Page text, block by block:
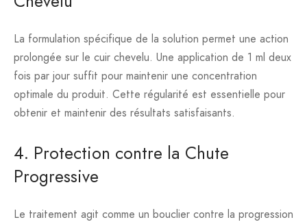
La formulation spécifique de la solution permet une action
prolongée sur le cuir chevelu. Une application de 1 ml deux
fois par jour suffit pour maintenir une concentration
optimale du produit. Cette régularité est essentielle pour
obtenir et maintenir des résultats satisfaisants.
4. Protection contre la Chute
Progressive
Le traitement agit comme un bouclier contre la progression